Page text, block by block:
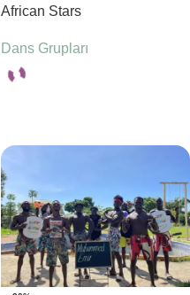
African Stars
Dans Grupları